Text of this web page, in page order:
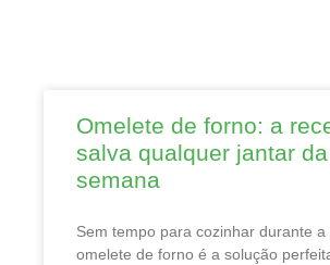
Omelete de forno: a
salva qualquer jantar da
semana
Sem tempo para cozinhar durante
omelete de forno é a solução